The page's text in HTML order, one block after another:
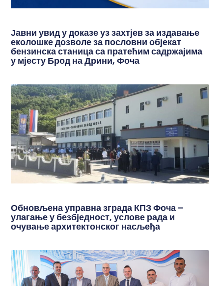
Јавни увид у доказе уз захтјев за издавање
еколошке дозволе за пословни објекат
бензинска станица са пратећим садржајима
у мјесту Брод на Дрини, Фоча
Обновљена управна зграда КПЗ Фоча –
улагање у безбједност, услове рада и
очување архитектонског насљеђа